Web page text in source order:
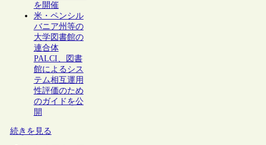
を開催
米・ペンシル
バニア州等の
大学図書館の
連合体
PALCI、図書
館によるシス
テム相互運用
性評価のため
のガイドを公
開
続きを見る